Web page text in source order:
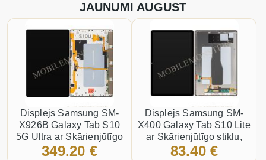
JAUNUMI AUGUST
Displejs Samsung SM-
X926B Galaxy Tab S10
5G Ultra ar Skārienjūtīgo
stiklu, (Service pack)
349.20 €
Displejs Samsung SM-
X400 Galaxy Tab S10 Lite
ar Skārienjūtīgo stiklu,
(Service pack) Melns
83.40 €